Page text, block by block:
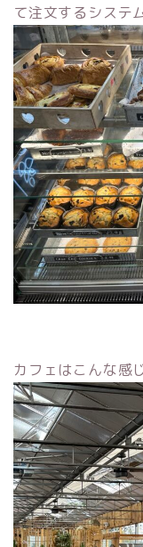
て注文するシステム
カフェはこんな感